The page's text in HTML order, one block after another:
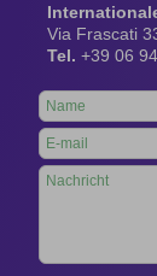
Via Frascati
Tel. +39 06
Leave
this
field
blank